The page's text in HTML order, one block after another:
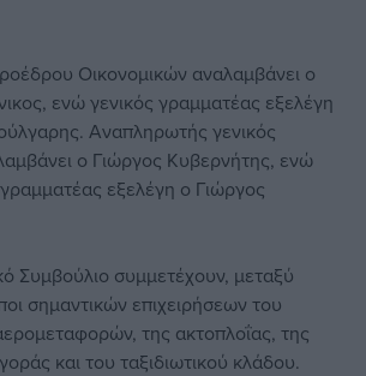
Οικονομικών αναλαμβάνει ο
ενώ γενικός γραμματέας εξελέγη
Αναπληρωτής γενικός
ο Γιώργος Κυβερνήτης, ενώ
γραμματέας εξελέγη ο Γιώργος
Συμβούλιο συμμετέχουν, μεταξύ
σημαντικών επιχειρήσεων του
της ακτοπλοΐας, της
και του ταξιδιωτικού κλάδου.